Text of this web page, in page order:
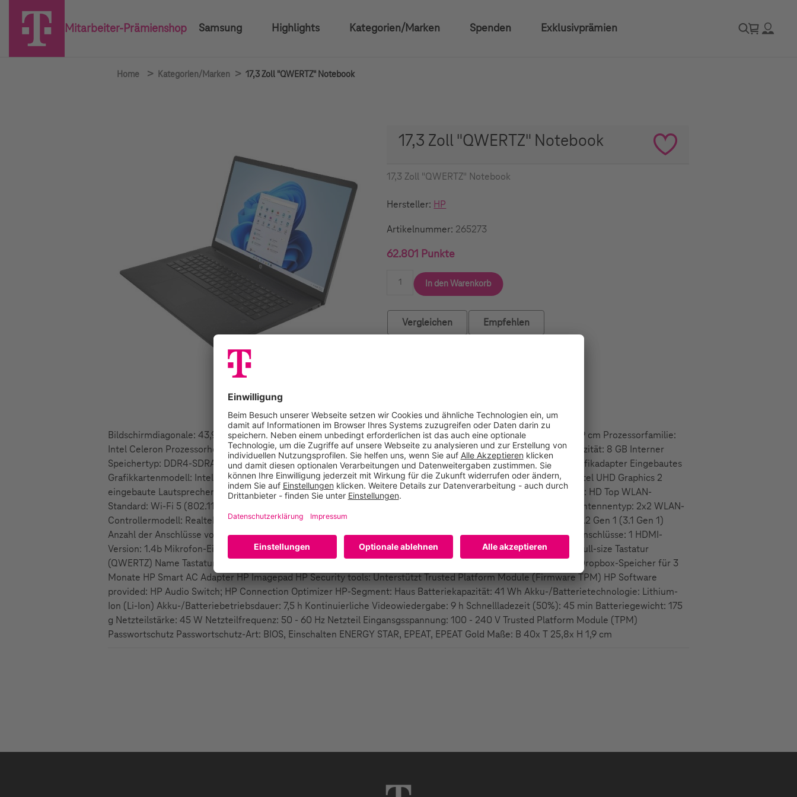
Mitarbeiter-Prämienshop Samsung Highlights Kategorien/Marken Spenden Exklusivprämien
Home > Kategorien/Marken > 17,3 Zoll "QWERTZ" Notebook
17,3 Zoll "QWERTZ" Notebook
17,3 Zoll "QWERTZ" Notebook
Hersteller: HP
Artikelnummer: 265273
62.801 Punkte
In den Warenkorb
Vergleichen Empfehlen
Bildschirmdiagonale: 43,9 cm (17.3") Display-Auflösung: 1920 x 1080 Pixel Full HD Bildschirmdiagonale (cm): 43,9 cm Prozessorfamilie:
Intel Celeron Prozessorhersteller: Intel Prozessor Boost-Frequenz: 2,8 GHz Prozessor-Cache: 4 MB Speicherkapazität: 8 GB Interner
Speichertyp: DDR4-SDRAM Speichertaktfrequenz: 2933 MHz Speicherlayout: 1 x 8 GB Ohne ECC Eingebaute Grafikadapter Eingebautes
Grafikkartenmodell: Intel UHD Graphics Hersteller der eingebauten GPU: Intel On-Board-Grafikadapterfamilie: Intel UHD Graphics 2
eingebaute Lautsprecher 2 Eingebaute Mikrofone Auflösung Frontkamera: 1280 x 720 Pixel Frontkamera HD Typ: HD Top WLAN-
Standard: Wi-Fi 5 (802.11ac) WLAN-Standards: 802.11b, 802.11g, Wi-Fi 4 (802.11n), 802.11a, Wi-Fi 5 (802.11ac) Antennentyp: 2x2 WLAN-
Controllermodell: Realtek RTL8822CE Bluetooth-Version: 5.0 Miracast MIMO MIMO-Typ: Multi User MIMO USB 3.2 Gen 1 (3.1 Gen 1)
Anzahl der Anschlüsse vom Typ A: 2 USB 3.2 Gen 1 (3.1 Gen 1) Anzahl der Anschlüsse vom Typ C: 1 Anzahl HDMI-Anschlüsse: 1 HDMI-
Version: 1.4b Mikrofon-Eingang Motherboard Chipsatz: Intel SoC Numerisches Keypad Eingabegerät: Touchpad Full-size Tastatur
(QWERTZ) Name Tastaturfarbe: Jet black Installiertes Betriebssystem: Windows 11 Home Testsoftware: 100 GB Dropbox-Speicher für 3
Monate HP Smart AC Adapter HP Imagepad HP Security tools: Unterstützt Trusted Platform Module (Firmware TPM) HP Software
provided: HP Audio Switch; HP Connection Optimizer HP-Segment: Haus Batteriekapazität: 41 Wh Akku-/Batterietechnologie: Lithium-
Ion (Li-Ion) Akku-/Batteriebetriebsdauer: 7,5 h Kontinuierliche Videowiedergabe: 9 h Schnellladezeit (50%): 45 min Batteriegewicht: 175
g Netzteilstärke: 45 W Netzteilfrequenz: 50 - 60 Hz Netzteil Eingansgsspannung: 100 - 240 V Trusted Platform Module (TPM)
Passwortschutz Passwortschutz-Art: BIOS, Einschalten ENERGY STAR, EPEAT, EPEAT Gold Maße: B 40x T 25,8x H 1,9 cm